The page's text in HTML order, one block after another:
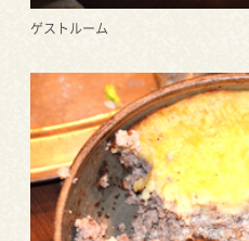
ゲストルーム